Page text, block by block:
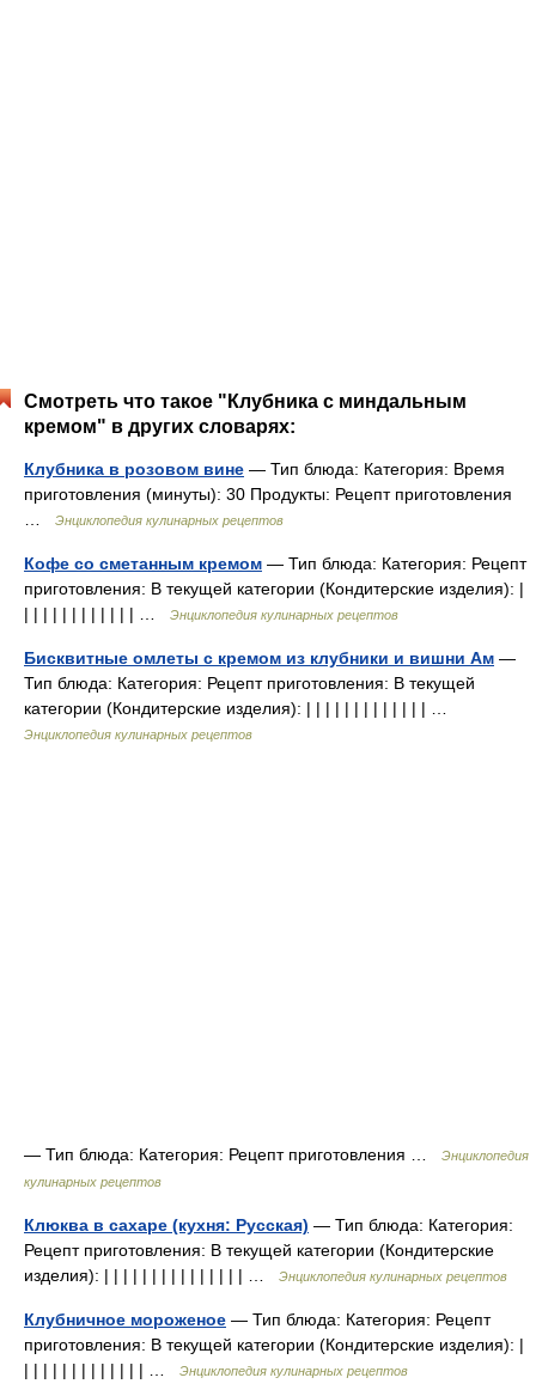
Смотреть что такое "Клубника с миндальным
кремом" в других словарях:
Клубника в розовом вине — Тип блюда: Категория: Время
приготовления (минуты): 30 Продукты: Рецепт приготовления
Энциклопедия кулинарных рецептов
Кофе со сметанным кремом — Тип блюда: Категория: Рецепт
приготовления: В текущей категории (Кондитерские изделия): |
| | | | | | | | | | | | …
Энциклопедия кулинарных рецептов
Бисквитные омлеты с кремом из клубники и вишни Ам —
Тип блюда: Категория: Рецепт приготовления: В текущей
категории (Кондитерские изделия): | | | | | | | | | | | | | …
Энциклопедия кулинарных рецептов
— Тип блюда: Категория: Рецепт приготовления …
Энциклопедия
кулинарных рецептов
Клюква в сахаре (кухня: Русская) — Тип блюда: Категория:
Рецепт приготовления: В текущей категории (Кондитерские
изделия): | | | | | | | | | | | | | | | …
Энциклопедия кулинарных рецептов
Клубничное мороженое — Тип блюда: Категория: Рецепт
приготовления: В текущей категории (Кондитерские изделия): |
| | | | | | | | | | | | | …
Энциклопедия кулинарных рецептов